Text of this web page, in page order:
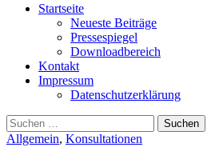
Start­sei­te
Neu­es­te Beiträge
Pres­se­spie­gel
Down­load­be­reich
Kon­takt
Impres­sum
Daten­schutz­er­klä­rung
Suchen
nach:
Allgemein, Konsultationen